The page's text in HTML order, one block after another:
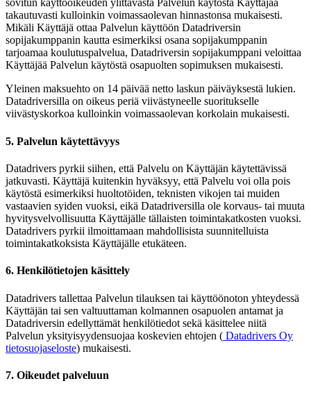
sovitun käyttöoikeuden ylittävästä Palvelun käytöstä Käyttäjää
takautuvasti kulloinkin voimassaolevan hinnastonsa mukaisesti.
Mikäli Käyttäjä ottaa Palvelun käyttöön Datadriversin
sopijakumppanin kautta esimerkiksi osana sopijakumppanin
tarjoamaa koulutuspalvelua, Datadriversin sopijakumppani veloittaa
Käyttäjää Palvelun käytöstä osapuolten sopimuksen mukaisesti.
Yleinen maksuehto on 14 päivää netto laskun päiväyksestä lukien.
Datadriversilla on oikeus periä viivästyneelle suoritukselle
viivästyskorkoa kulloinkin voimassaolevan korkolain mukaisesti.
5. Palvelun käytettävyys
Datadrivers pyrkii siihen, että Palvelu on Käyttäjän käytettävissä
jatkuvasti. Käyttäjä kuitenkin hyväksyy, että Palvelu voi olla pois
käytöstä esimerkiksi huoltotöiden, teknisten vikojen tai muiden
vastaavien syiden vuoksi, eikä Datadriversilla ole korvaus- tai muuta
hyvitysvelvollisuutta Käyttäjälle tällaisten toimintakatkosten vuoksi.
Datadrivers pyrkii ilmoittamaan mahdollisista suunnitelluista
toimintakatkoksista Käyttäjälle etukäteen.
6. Henkilötietojen käsittely
Datadrivers tallettaa Palvelun tilauksen tai käyttöönoton yhteydessä
Käyttäjän tai sen valtuuttaman kolmannen osapuolen antamat ja
Datadriversin edellyttämät henkilötiedot sekä käsittelee niitä
Palvelun yksityisyydensuojaa koskevien ehtojen ( Datadrivers Oy
tietosuojaseloste) mukaisesti.
7. Oikeudet palveluun